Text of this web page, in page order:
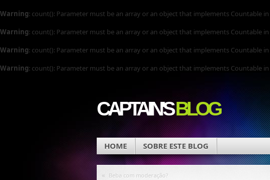
Warning: count(): Parameter must be an array or an object that implements Countable in
Warning: count(): Parameter must be an array or an object that implements Countable in
Warning: count(): Parameter must be an array or an object that implements Countable in
Warning: count(): Parameter must be an array or an object that implements Countable in
CAPTAIN'SBLOG
HOME SOBRE ESTE BLOG
« Beba com moderação?